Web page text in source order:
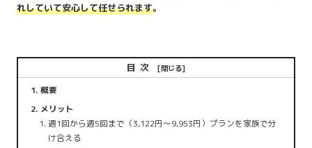
れしていて安心して任せられます。
目次
概要
メリット
週1回から週5回まで（3,122円～9,953円）プランを家族で分
け合える